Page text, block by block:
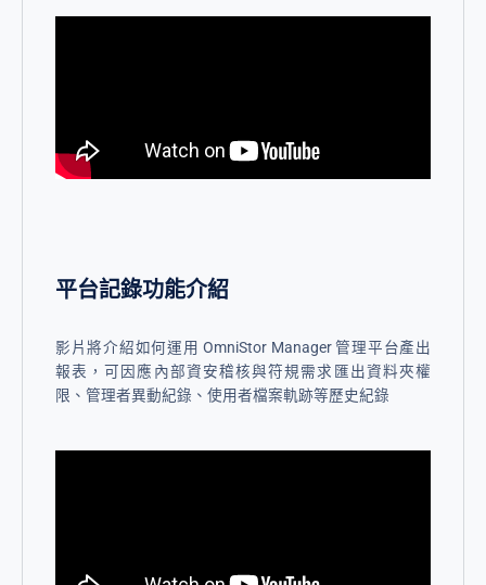
平台記錄功能介紹
影片將介紹如何運用 OmniStor Manager 管理平台產出
報表，可因應內部資安稽核與符規需求匯出資料夾權
限、管理者異動紀錄、使用者檔案軌跡等歷史紀錄